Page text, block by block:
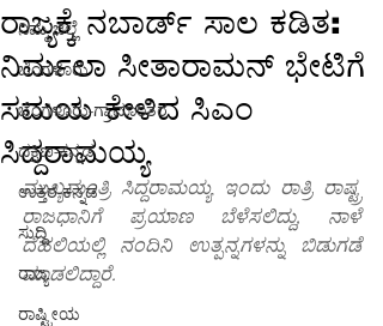
ನಿಮ್ಮ ಜಿಲ್ಲೆ
ಬೆಂಗಳೂರು
ಬೆಂಗಳೂರು-ಗ್ರಾಮಾಂತರ
ದಕ್ಷಿಣ-ಕನ್ನಡ
ಉತ್ತರ-ಕನ್ನಡ
ಸುದ್ದಿ
ರಾಜ್ಯ
ರಾಷ್ಟ್ರೀಯ
ರಾಜ್ಯಕ್ಕೆ ನಬಾರ್ಡ್ ಸಾಲ ಕಡಿತ:
ನಿರ್ಮಲಾ ಸೀತಾರಾಮನ್ ಭೇಟಿಗೆ
ಸಮಯ ಕೇಳಿದ ಸಿಎಂ
ಸಿದ್ದರಾಮಯ್ಯ
ಮುಖ್ಯಮಂತ್ರಿ ಸಿದ್ದರಾಮಯ್ಯ ಇಂದು ರಾತ್ರಿ ರಾಷ್ಟ್ರ
ರಾಜಧಾನಿಗೆ ಪ್ರಯಾಣ ಬೆಳೆಸಲಿದ್ದು, ನಾಳೆ
ದೆಹಲಿಯಲ್ಲಿ ನಂದಿನಿ ಉತ್ಪನ್ನಗಳನ್ನು ಬಿಡುಗಡೆ
ಮಾಡಲಿದ್ದಾರೆ.